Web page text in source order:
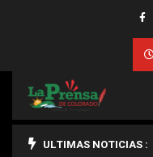
ULTIMAS NOTICIAS :